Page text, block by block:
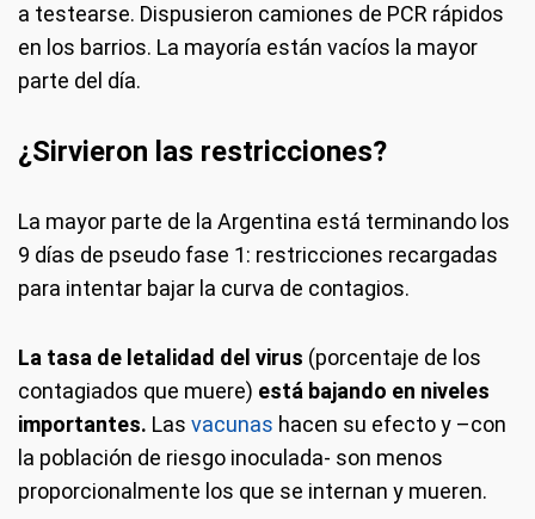
a testearse. Dispusieron camiones de PCR rápidos
en los barrios. La mayoría están vacíos la mayor
parte del día.
¿Sirvieron las restricciones?
La mayor parte de la Argentina está terminando los
9 días de pseudo fase 1: restricciones recargadas
para intentar bajar la curva de contagios.
La tasa de letalidad del virus (porcentaje de los
contagiados que muere) está bajando en niveles
importantes. Las vacunas hacen su efecto y –con
la población de riesgo inoculada- son menos
proporcionalmente los que se internan y mueren.